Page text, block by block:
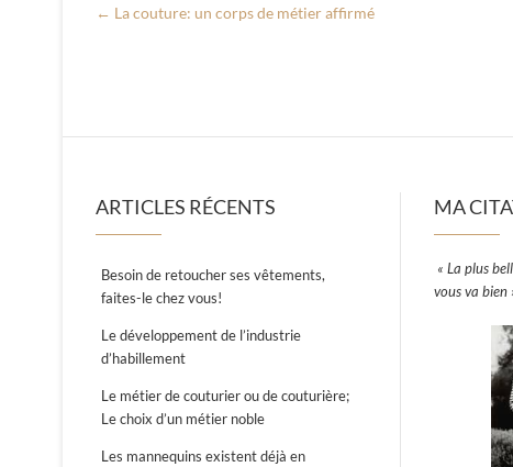
← La couture: un corps de métier affirmé
ARTICLES RÉCENTS
Besoin de retoucher ses vêtements,
faites-le chez vous!
Le développement de l’industrie
d’habillement
Le métier de couturier ou de couturière;
Le choix d’un métier noble
Les mannequins existent déjà en
MA
« La plus
vous va bien